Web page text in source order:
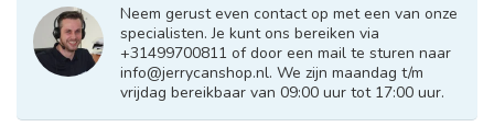
Neem gerust even contact op met een van onze
specialisten. Je kunt ons bereiken via
+31499700811 of door een mail te sturen naar
info@jerrycanshop.nl. We zijn maandag t/m
vrijdag bereikbaar van 09:00 uur tot 17:00 uur.